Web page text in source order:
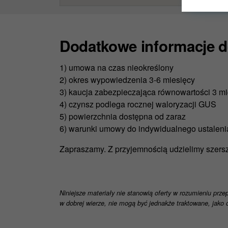
Dodatkowe informacje
1) umowa na czas nieokreślony
2) okres wypowiedzenia 3-6 miesięcy
3) kaucja zabezpieczająca równowartości 3
4) czynsz podlega rocznej waloryzacji GUS
5) powierzchnia dostępna od zaraz
6) warunki umowy do indywidualnego
Zapraszamy. Z przyjemnością udzielimy
Niniejsze materiały nie stanowią oferty w rozumieniu
w dobrej wierze, nie mogą być jednakże traktowane,
Nie
prawem.